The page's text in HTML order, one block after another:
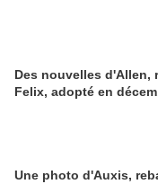
Des nouvelles d'Allen,
Felix, adopté en
Une photo d'Auxis,